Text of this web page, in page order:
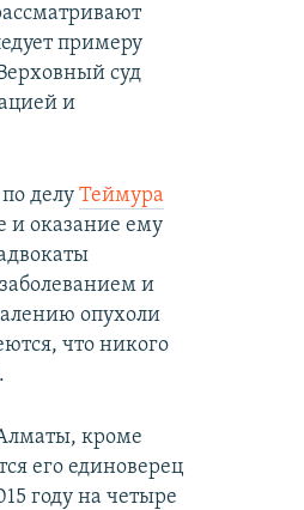
примеру
суд
и
делуТеймура
и оказание ему
и
опухоли
что никого
кроме
его единоверец
году на четыре